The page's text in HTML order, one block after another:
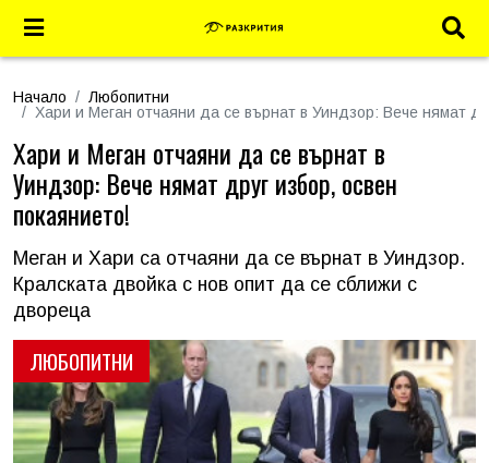
Начало
Любопитни
Хари и Меган отчаяни да се върнат в Уиндзор: Вече нямат
ЛЮБОПИТНИ
Хари и Меган отчаяни да се върнат в
Уиндзор: Вече нямат друг избор, освен
покаянието!
Меган и Хари са отчаяни да се върнат в Уиндзор.
Кралската двойка с нов опит да се сближи с
двореца